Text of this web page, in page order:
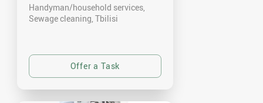
Handyman/household services,
Sewage cleaning Tbilisi